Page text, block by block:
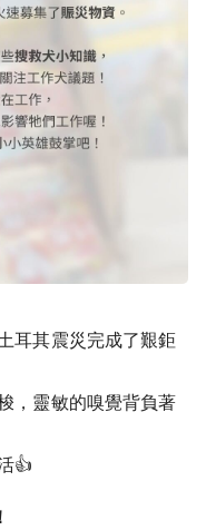
耳其震災完成了艱鉅
，靈敏的嗅覺背負著
👍